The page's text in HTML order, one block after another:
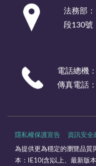
法務部
段130號
電話總機
傳真電話
隱私權保護宣告 資訊安全
為提供更為穩定的瀏覽品質
本：IE10(含)以上、最新版